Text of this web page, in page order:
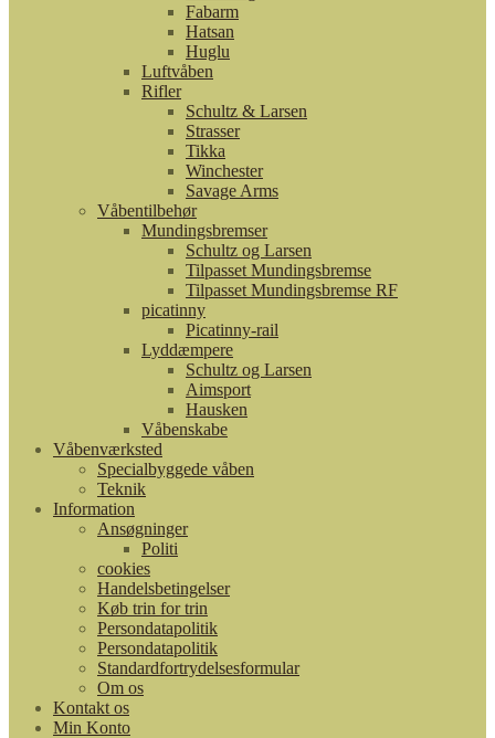
Fabarm
Hatsan
Huglu
Luftvåben
Rifler
Schultz & Larsen
Strasser
Tikka
Winchester
Savage Arms
Våbentilbehør
Mundingsbremser
Schultz og Larsen
Tilpasset Mundingsbremse
Tilpasset Mundingsbremse RF
picatinny
Picatinny-rail
Lyddæmpere
Schultz og Larsen
Aimsport
Hausken
Våbenskabe
Våbenværksted
Specialbyggede våben
Teknik
Information
Ansøgninger
Politi
cookies
Handelsbetingelser
Køb trin for trin
Persondatapolitik
Persondatapolitik
Standardfortrydelsesformular
Om os
Kontakt os
Min Konto